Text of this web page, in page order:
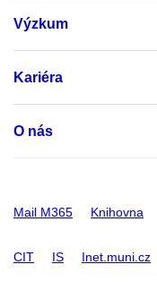
Výzkum
Kariéra
O nás
Mail M365 Knihovna
CIT IS Inet.muni.cz